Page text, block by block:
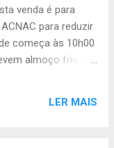
venda é para
para reduzir
começa às 10h00
almoço frio e
LER MAIS